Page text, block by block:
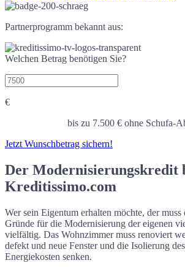
Partnerprogramm bekannt aus:
Welchen Betrag benötigen Sie?
€
bis zu 7.500 € ohne Schufa-
Jetzt Wunschbetrag sichern!
Der Modernisierungskredit
Kreditissimo.com
Wer sein Eigentum erhalten möchte, der
Gründe für die Modernisierung der eigenen
vielfältig. Das Wohnzimmer muss renoviert
defekt und neue Fenster und die Isolierung
Energiekosten senken.